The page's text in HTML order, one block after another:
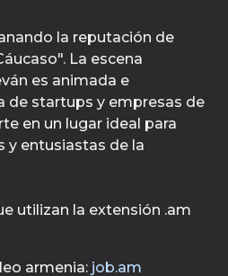
la reputación de
La escena
es animada e
de startups y empresas de
en un lugar ideal para
y entusiastas de la
utilizan la extensión .am
armenia: job.am